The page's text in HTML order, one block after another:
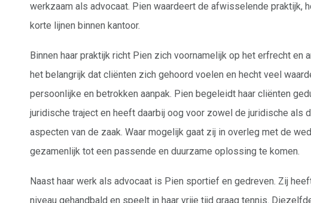
werkzaam als advocaat. Pien waardeert de afwisselende praktijk,
korte lijnen binnen kantoor.
Binnen haar praktijk richt Pien zich voornamelijk op het erfrecht en
het belangrijk dat cliënten zich gehoord voelen en hecht veel
persoonlijke en betrokken aanpak. Pien begeleidt haar cliënten
juridische traject en heeft daarbij oog voor zowel de juridische als
aspecten van de zaak. Waar mogelijk gaat zij in overleg met de
gezamenlijk tot een passende en duurzame oplossing te komen.
Naast haar werk als advocaat is Pien sportief en gedreven. Zij
niveau gehandbald en speelt in haar vrije tijd graag tennis.